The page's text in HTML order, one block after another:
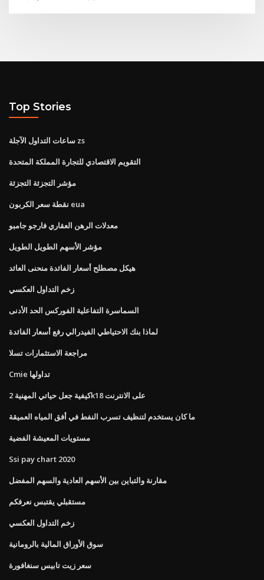
Top Stories
ساعات التداول الآجلة zs
التقويم الاقتصادي للتجارة المملكة المتحدة
مؤشر التجزئة التجزئة
نقطة سعر الكربون eua
معدلات الرهن العقاري فارجو جامبو
مؤشر الأسهم الطويل الطويل
هيكل مصطلح أسعار الفائدة منحنى العائد
زخم التداول العكسي
السماسرة التفاعلية الفوركس الحد الأدنى
لماذا بنك الاحتياطي الفيدرالي رفع أسعار الفائدة
مراجعة الاستثمارات تسلا
Cmie تداولها
كيفية جعل حياتي المهنية 2k18 على الانترنت
ما كان يستخدم لتنظيف تسرب النفط في أفق المياه العميقة
مستويات المعيشة الفضية
Ssi pay chart 2020
مقارنة والتباين بين الأسهم العادية والسهم المفضل
مستقبلي يقتبس نعرفكم
زخم التداول العكسي
سوق الأوراق المالية بالرومانية
سعر زيت تابيس سنغافورة